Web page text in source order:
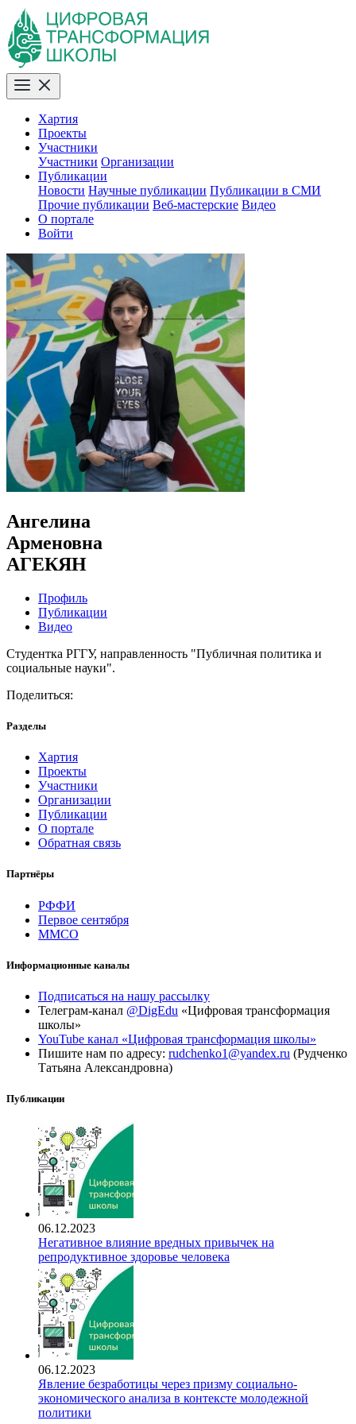
Хартия
Проекты
Участники
Участники Организации
Публикации
Новости Научные публикации Публикации в СМИ
Прочие публикации Веб-мастерские Видео
О портале
Войти
Ангелина
Арменовна
АГЕКЯН
Профиль
Публикации
Видео
Студентка РГГУ, направленность "Публичная политика и
социальные науки".
Поделиться:
Разделы
Хартия
Проекты
Участники
Организации
Публикации
О портале
Обратная связь
Партнёры
РФФИ
Первое сентября
ММСО
Информационные каналы
Подписаться на нашу рассылку
Телеграм-канал @DigEdu «Цифровая трансформация
школы»
YouTube канал «Цифровая трансформация школы»
Пишите нам по адресу: rudchenko1@yandex.ru (Рудченко
Татьяна Александровна)
Публикации
06.12.2023
Негативное влияние вредных привычек на
репродуктивное здоровье человека
06.12.2023
Явление безработицы через призму социально-
экономического анализа в контексте молодежной
политики